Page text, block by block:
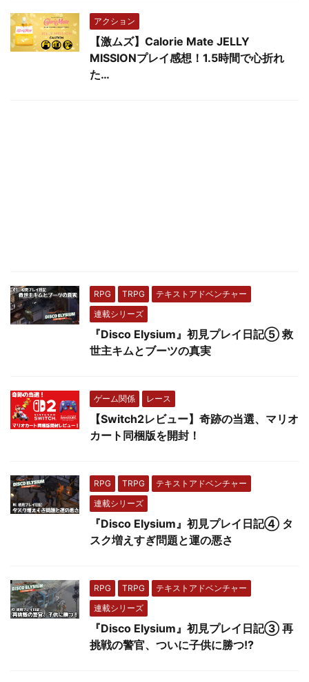
アクション
【激ムズ】Calorie Mate JELLY
MISSIONプレイ感想！1.5時間で心折れ
た…
RPG TRPG
テキストアドベンチャー
連載シリーズ
『Disco Elysium』初見プレイ日記⑤ 救
世主キムとブーツの真実
ゲーム関係 レース
【Switch2レビュー】奇跡の当選、マリオ
カート同梱版を開封！
RPG TRPG
テキストアドベンチャー
連載シリーズ
『Disco Elysium』初見プレイ日記④ タ
スク増えすぎ問題と運の悪さ
RPG TRPG
テキストアドベンチャー
連載シリーズ
『Disco Elysium』初見プレイ日記③ 再
挑戦の警官、ついに子供に勝つ!?